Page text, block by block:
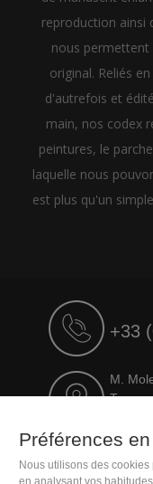
reproduction ainsi
nous permettent
original. Reliés
d'autrefois et
main, nos codex
peintures, le
laquelle nous
est plus qu'un
+33
M.
Préférences
Nous utilisons des
en analysant vos